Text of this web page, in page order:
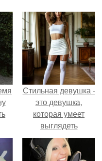
Стильная девушка -
это девушка,
которая умеет
выглядеть
привлекательно и
элегантно в любои